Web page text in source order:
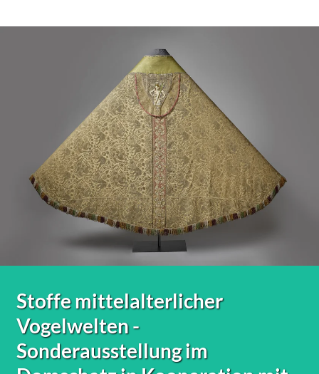
Stoffe mittelalterlicher
Vogelwelten -
Sonderausstellung im